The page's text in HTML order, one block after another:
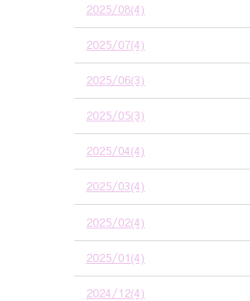
2025/08(4)
2025/07(4)
2025/06(3)
2025/05(3)
2025/04(4)
2025/03(4)
2025/02(4)
2025/01(4)
2024/12(4)